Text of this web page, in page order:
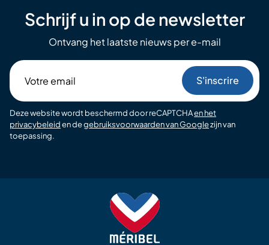
Schrijf u in op de newsletter
Ontvang het laatste nieuws per e-mail
email
Deze website wordt beschermd door reCAPTCHAen het
privacybeleiden degebruiksvoorwaarden van Googlezijn van
toepassing.